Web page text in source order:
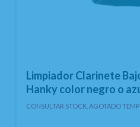
Limpiador Clarinete
Hanky color negro o
CONSULTAR STOCK. AGOTADO